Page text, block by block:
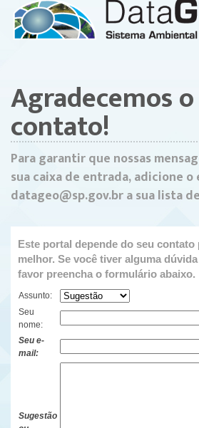
Pular para o conteúdo
Agradecemos
contato!
Para garantir que nossas
sua caixa de entrada, adicione o
datageo@sp.gov.br a sua lista